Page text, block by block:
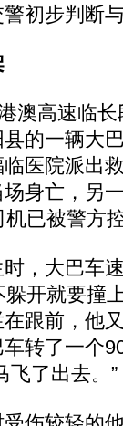
初步判断
高速临长
的一辆大
医院派出
身亡，另
已被警方
大巴车
开就要撞
跟前，他
转了一个
飞了出去。”